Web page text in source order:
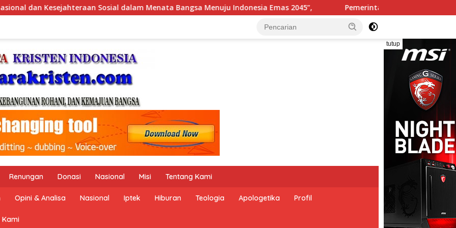
Bangsa Menuju Indonesia Emas 2045”, Pemerintah Indonesia dan Perserikatan Bangsa-Bangsa Peringati Hari
tutup
Renungan Donasi Nasional Misi Tentang Kami
Opini & Analisa Nasional Iptek Hiburan Teologia Apologetika Profil
Kami